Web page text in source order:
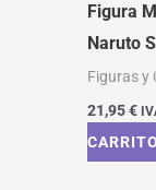
Figura
Naruto
Figuras y
21,95€
CARRITO